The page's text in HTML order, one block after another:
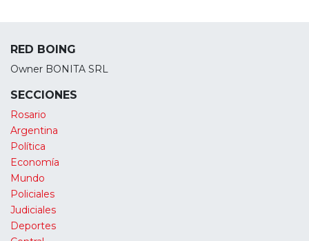
RED BOING
Owner BONITA SRL
SECCIONES
Rosario
Argentina
Política
Economía
Mundo
Policiales
Judiciales
Deportes